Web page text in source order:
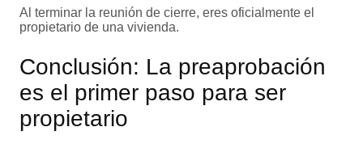
Al terminar la reunión de cierre, eres oficialmente el
propietario de una vivienda.
Conclusión: La preaprobación
es el primer paso para ser
propietario